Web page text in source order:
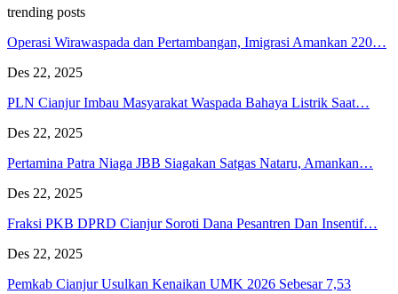
trending posts
Operasi Wirawaspada dan Pertambangan, Imigrasi Amankan 220…
Des 22, 2025
PLN Cianjur Imbau Masyarakat Waspada Bahaya Listrik Saat…
Des 22, 2025
Pertamina Patra Niaga JBB Siagakan Satgas Nataru, Amankan…
Des 22, 2025
Fraksi PKB DPRD Cianjur Soroti Dana Pesantren Dan Insentif…
Des 22, 2025
Pemkab Cianjur Usulkan Kenaikan UMK 2026 Sebesar 7,53